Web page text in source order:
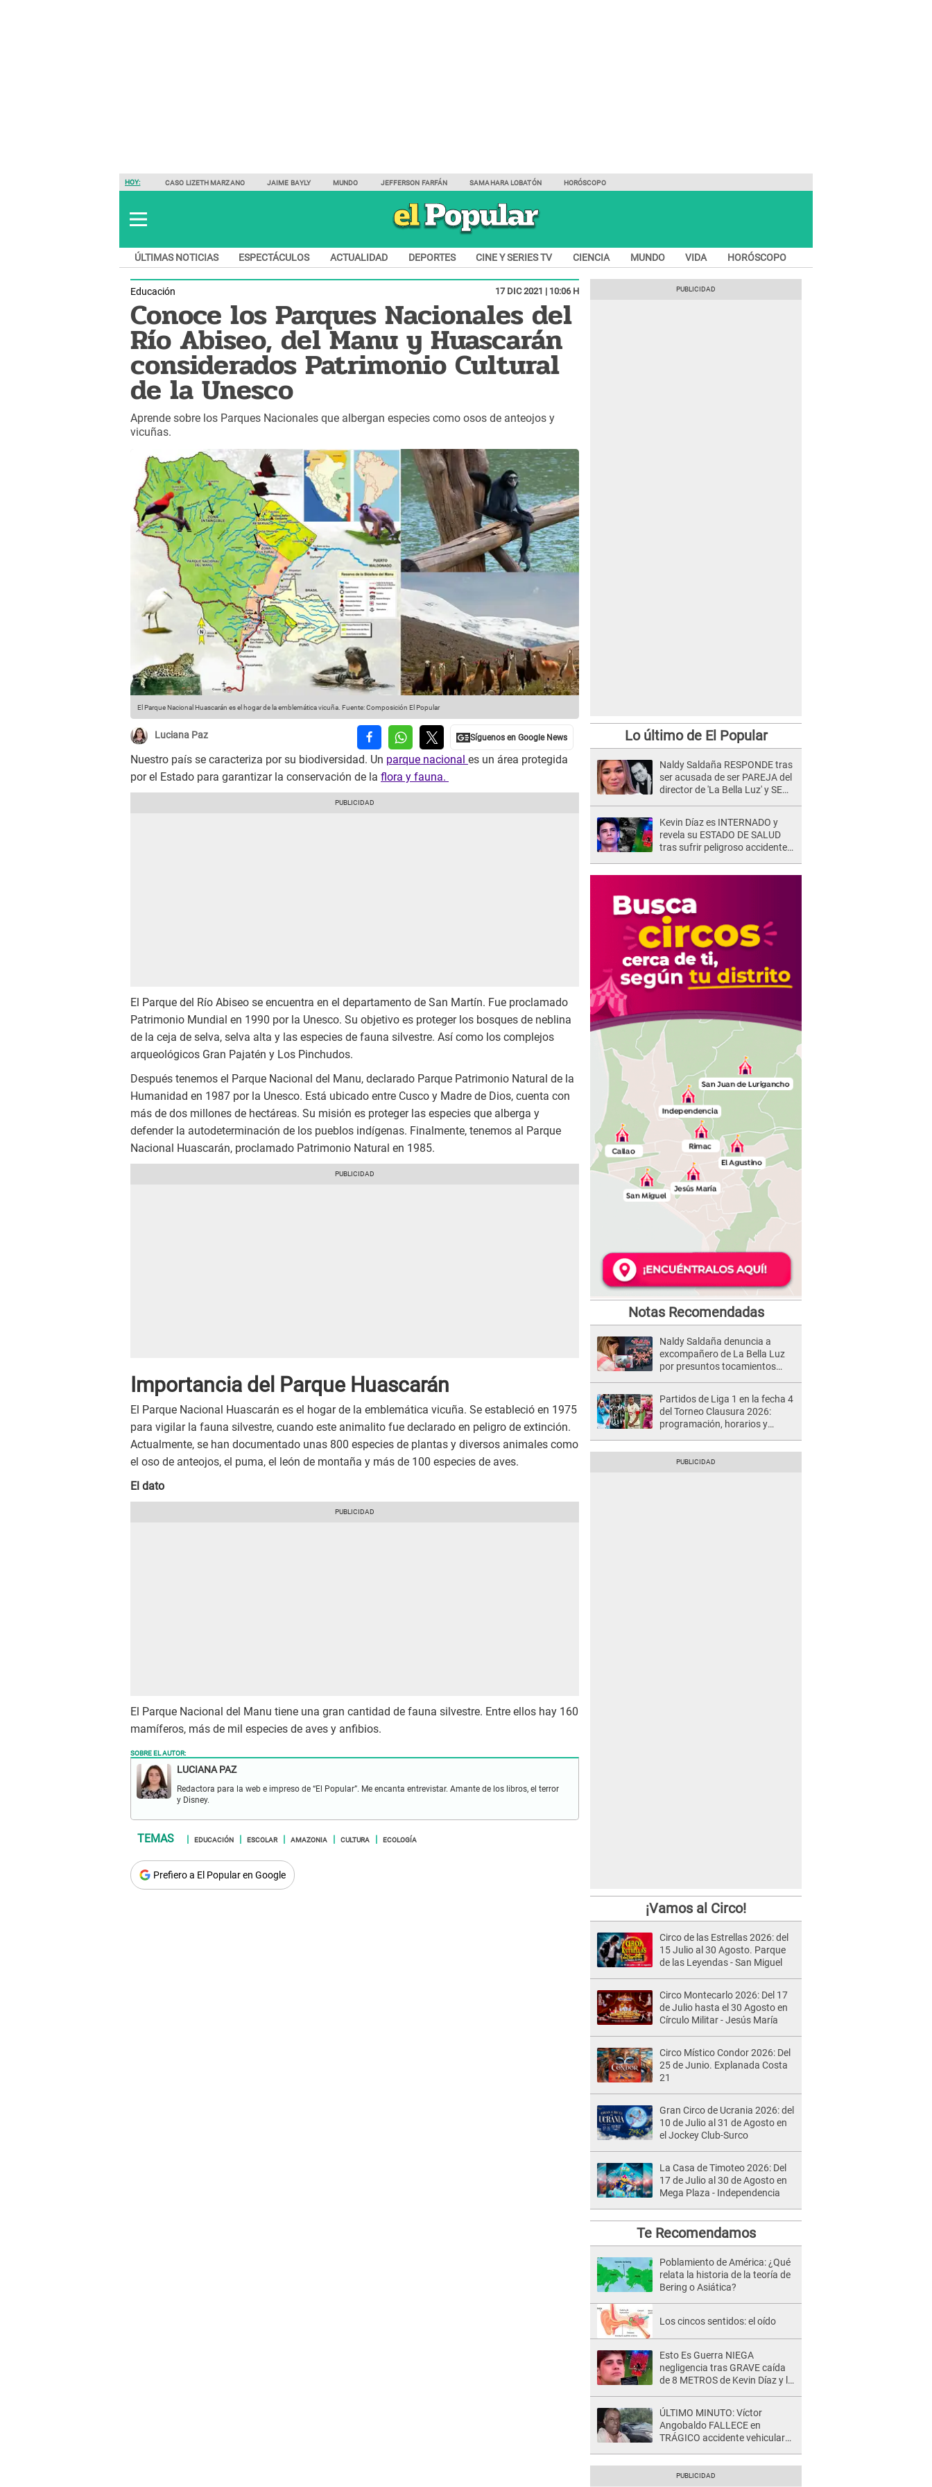
HOY: CASO LIZETH MARZANO JAIME BAYLY MUNDO JEFFERSON FARFÁN SAMAHARA LOBATÓN HORÓSCOPO
ÚLTIMAS NOTICIAS ESPECTÁCULOS ACTUALIDAD DEPORTES CINE Y SERIES TV CIENCIA MUNDO VIDA HORÓSCOPO
Educación 17 DIC 2021 | 10:06 H
Conoce los Parques Nacionales del
Río Abiseo, del Manu y Huascarán
considerados Patrimonio Cultural
de la Unesco
Aprende sobre los Parques Nacionales que albergan especies como osos de anteojos y
vicuñas.
El Parque Nacional Huascarán es el hogar de la emblemática vicuña. Fuente: Composición El Popular
Luciana Paz
Nuestro país se caracteriza por su biodiversidad. Un parque nacional es un área protegida
por el Estado para garantizar la conservación de la flora y fauna.
El Parque del Río Abiseo se encuentra en el departamento de San Martín. Fue proclamado
Patrimonio Mundial en 1990 por la Unesco. Su objetivo es proteger los bosques de neblina
de la ceja de selva, selva alta y las especies de fauna silvestre. Así como los complejos
arqueológicos Gran Pajatén y Los Pinchudos.
Después tenemos el Parque Nacional del Manu, declarado Parque Patrimonio Natural de la
Humanidad en 1987 por la Unesco. Está ubicado entre Cusco y Madre de Dios, cuenta con
más de dos millones de hectáreas. Su misión es proteger las especies que alberga y
defender la autodeterminación de los pueblos indígenas. Finalmente, tenemos al Parque
Nacional Huascarán, proclamado Patrimonio Natural en 1985.
Importancia del Parque Huascarán
El Parque Nacional Huascarán es el hogar de la emblemática vicuña. Se estableció en 1975
para vigilar la fauna silvestre, cuando este animalito fue declarado en peligro de extinción.
Actualmente, se han documentado unas 800 especies de plantas y diversos animales como
el oso de anteojos, el puma, el león de montaña y más de 100 especies de aves.
El dato
El Parque Nacional del Manu tiene una gran cantidad de fauna silvestre. Entre ellos hay 160
mamíferos, más de mil especies de aves y anfibios.
SOBRE EL AUTOR:
LUCIANA PAZ
Redactora para la web e impreso de “El Popular”. Me encanta entrevistar. Amante de los libros, el terror
y Disney.
EDUCACIÓN ESCOLAR AMAZONIA CULTURA ECOLOGÍA
Prefiero a El Popular en Google
Lo último de El Popular
Naldy Saldaña RESPONDE tras
ser acusada de ser PAREJA del
director de 'La Bella Luz' y SE
Kevin Díaz es INTERNADO y
revela su ESTADO DE SALUD
tras sufrir peligroso accidente
Notas Recomendadas
Naldy Saldaña denuncia a
excompañero de La Bella Luz
por presuntos tocamientos
Partidos de Liga 1 en la fecha 4
del Torneo Clausura 2026:
programación, horarios y
¡Vamos al Circo!
Circo de las Estrellas 2026: del
15 Julio al 30 Agosto. Parque
de las Leyendas - San Miguel
Circo Montecarlo 2026: Del 17
de Julio hasta el 30 Agosto en
Círculo Militar - Jesús María
Circo Místico Condor 2026: Del
25 de Junio. Explanada Costa
21
Gran Circo de Ucrania 2026: del
10 de Julio al 31 de Agosto en
el Jockey Club-Surco
La Casa de Timoteo 2026: Del
17 de Julio al 30 de Agosto en
Mega Plaza - Independencia
Te Recomendamos
Poblamiento de América: ¿Qué
relata la historia de la teoría de
Bering o Asiática?
Los cincos sentidos: el oído
Esto Es Guerra NIEGA
negligencia tras GRAVE caída
de 8 METROS de Kevin Díaz y lo
postura correcta"
ÚLTIMO MINUTO: Víctor
Angobaldo FALLECE en
TRÁGICO accidente vehicular